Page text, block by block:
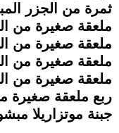
ثمرة من الجزر
ملعقة صغيرة من
ملعقة صغيرة من
ملعقة صغيرة من
ملعقة صغيرة من
ربع ملعقة صغيرة
جبنة موتزاريلا